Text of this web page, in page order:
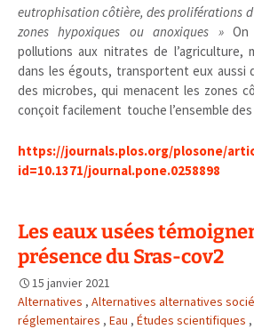
eutrophisation côtière, des proliférations
zones hypoxiques ou anoxiques »
pollutions aux nitrates de l’agriculture,
dans les égouts, transportent eux aussi
des microbes, qui menacent les zones
conçoit facilement touche l’ensemble
https://journals.plos.org/plosone/
id=10.1371/journal.pone.0258898
Les eaux usées
présence du Sras-cov2
15 janvier 2021
Alternatives , Alternatives alternatives
réglementaires , Eau , Études scientifiques ,